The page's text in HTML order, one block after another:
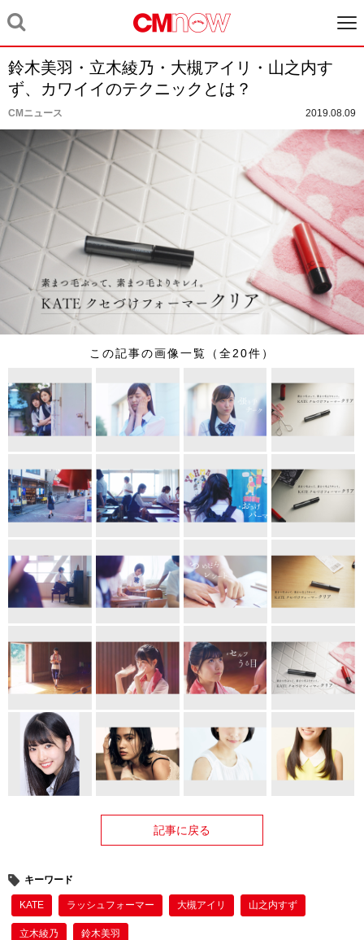
鈴木美羽・立木綾乃・大槻アイリ・山之内す
ず、カワイイのテクニックとは？
CMニュース 2019.08.09
この記事の画像一覧（全20件）
記事に戻る
キーワード
KATE ラッシュフォーマー 大槻アイリ 山之内すず
立木綾乃 鈴木美羽